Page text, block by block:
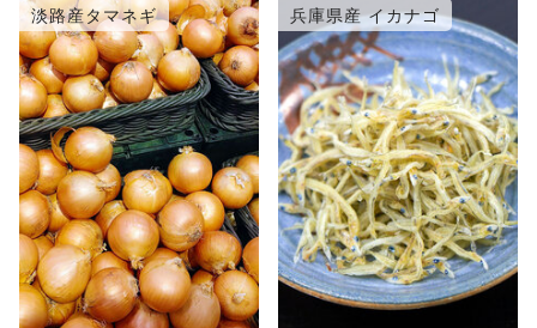
淡路産タマネギ 兵庫県産 イカナゴ